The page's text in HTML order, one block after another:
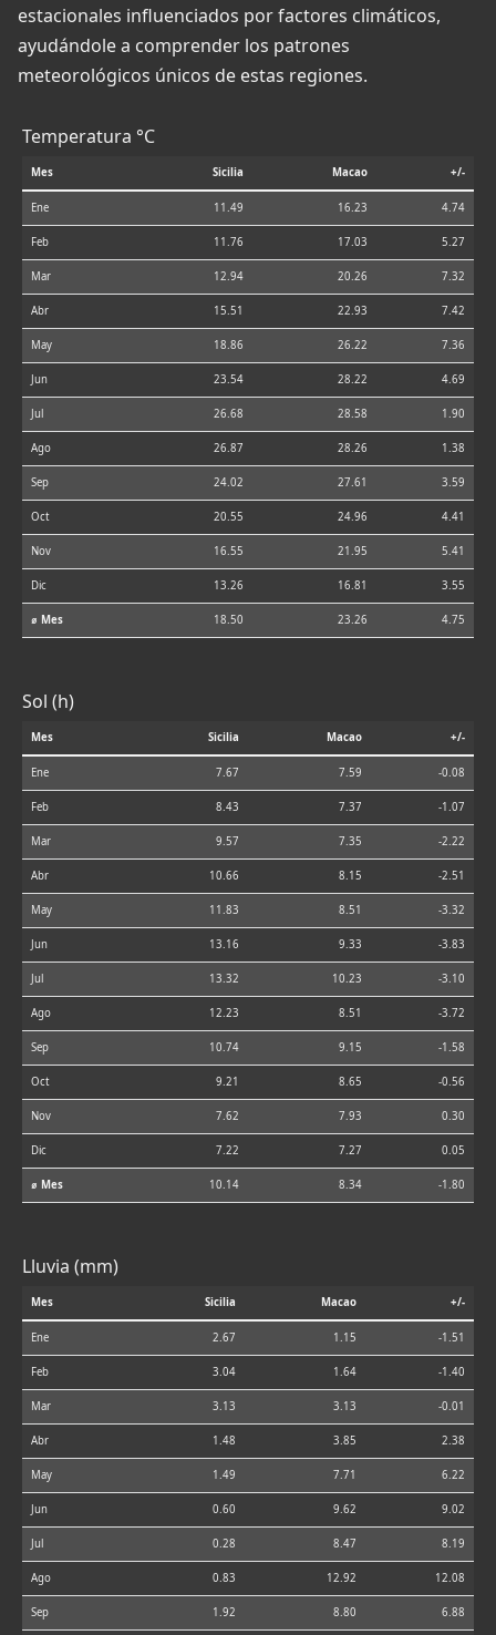
estacionales influenciados por factores climáticos,
ayudándole a comprender los patrones
meteorológicos únicos de estas regiones.
Temperatura °C
Mes Sicilia Macao +/-
Ene 11.49 16.23 4.74
Feb 11.76 17.03 5.27
Mar 12.94 20.26 7.32
Abr 15.51 22.93 7.42
May 18.86 26.22 7.36
Jun 23.54 28.22 4.69
Jul 26.68 28.58 1.90
Ago 26.87 28.26 1.38
Sep 24.02 27.61 3.59
Oct 20.55 24.96 4.41
Nov 16.55 21.95 5.41
Dic 13.26 16.81 3.55
⌀ Mes 18.50 23.26 4.75
Sol (h)
Mes Sicilia Macao +/-
Ene 7.67 7.59 -0.08
Feb 8.43 7.37 -1.07
Mar 9.57 7.35 -2.22
Abr 10.66 8.15 -2.51
May 11.83 8.51 -3.32
Jun 13.16 9.33 -3.83
Jul 13.32 10.23 -3.10
Ago 12.23 8.51 -3.72
Sep 10.74 9.15 -1.58
Oct 9.21 8.65 -0.56
Nov 7.62 7.93 0.30
Dic 7.22 7.27 0.05
⌀ Mes 10.14 8.34 -1.80
Lluvia (mm)
Mes Sicilia Macao +/-
Ene 2.67 1.15 -1.51
Feb 3.04 1.64 -1.40
Mar 3.13 3.13 -0.01
Abr 1.48 3.85 2.38
May 1.49 7.71 6.22
Jun 0.60 9.62 9.02
Jul 0.28 8.47 8.19
Ago 0.83 12.92 12.08
Sep 1.92 8.80 6.88